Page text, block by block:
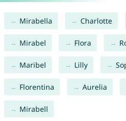
Mirabella Charlotte
Mirabel Flora
Maribel Lilly
Florentina Aurelia
Mirabell